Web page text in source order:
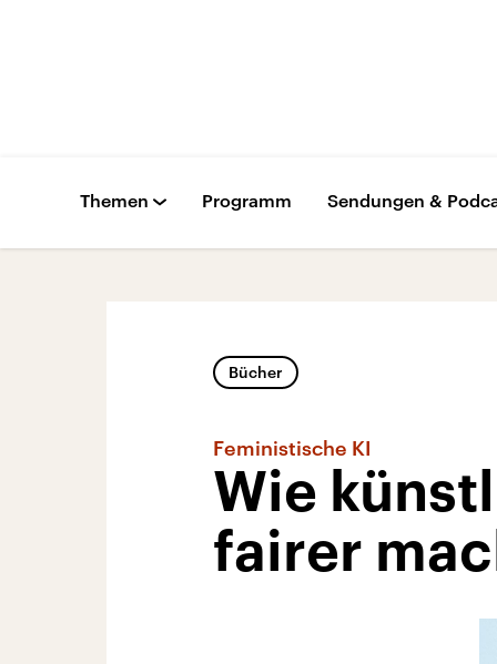
Themen Programm Sendungen &
Bücher
Feministische KI
Wie
fairer